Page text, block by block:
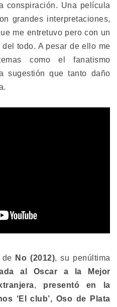
conspiración. Una película
grandes interpretaciones,
me entretuvo pero con un
todo. A pesar de ello me
como el fanatismo
sugestión que tanto daño
de No (2012), su penúltima
al Oscar a la Mejor
, presentó en la
‘El club’, Oso de Plata